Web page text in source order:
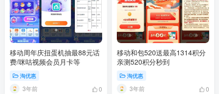
移动周年庆扭蛋机抽最88元话
费/咪咕视频会员月卡等
淘优惠
3年前 0
移动和包520送最高1314积分
亲测520积分秒到
淘优惠
3年前 0